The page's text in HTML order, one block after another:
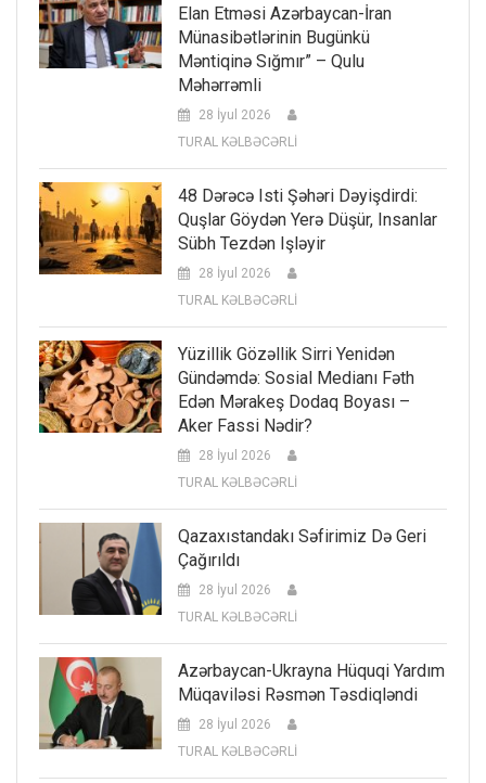
Elan Etməsi Azərbaycan-İran
Münasibətlərinin Bugünkü
Məntiqinə Sığmır” – Qulu
Məhərrəmli
28 İyul 2026
TURAL KƏLBƏCƏRLİ
48 Dərəcə Isti Şəhəri Dəyişdirdi:
Quşlar Göydən Yerə Düşür, Insanlar
Sübh Tezdən Işləyir
28 İyul 2026
TURAL KƏLBƏCƏRLİ
Yüzillik Gözəllik Sirri Yenidən
Gündəmdə: Sosial Medianı Fəth
Edən Mərakeş Dodaq Boyası –
Aker Fassi Nədir?
28 İyul 2026
TURAL KƏLBƏCƏRLİ
Qazaxıstandakı Səfirimiz Də Geri
Çağırıldı
28 İyul 2026
TURAL KƏLBƏCƏRLİ
Azərbaycan-Ukrayna Hüquqi Yardım
Müqaviləsi Rəsmən Təsdiqləndi
28 İyul 2026
TURAL KƏLBƏCƏRLİ